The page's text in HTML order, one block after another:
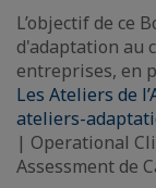
L’objectif de ce
d'adaptation au
entreprises, en
Les Ateliers de
ateliers-
| Operational
Assessment de